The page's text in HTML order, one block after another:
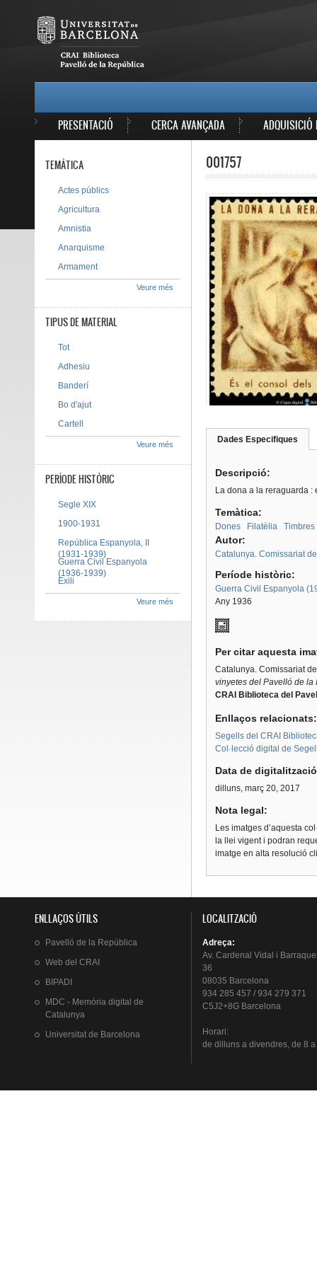
PRESENTACIÓ CERCA AVANÇADA ADQUISICIÓ
001757
Dades Especifiques
Descripció:
La dona a la reraguarda :
Temàtica:
Dones Filatèlia Timbres
Autor:
Catalunya. Comissariat
Període històric:
Guerra Civil Espanyola
Any 1936
Per citar aquesta
Catalunya. Comissariat
vinyetes del Pavelló de la
CRAI Biblioteca del
Enllaços
Segells del CRAI
Col·lecció digital de
Data de
dilluns, març 20, 2017
Nota legal:
Les imatges d’aquesta
la llei vigent i podran
imatge en alta resolució
TEMÀTICA
Actes públics
Agricultura
Amnistia
Anarquisme
Armament
Veure més
TIPUS DE MATERIAL
Tot
Adhesiu
Banderí
Bo d'ajut
Cartell
Veure més
PERÍODE HISTÒRIC
Segle XIX
1900-1931
República Espanyola, II
(1931-1939)
Guerra Civil Espanyola
(1936-1939)
Exili
Veure més
ENLLAÇOS ÚTILS
Pavelló de la República
Web del CRAI
BIPADI
MDC - Memòria digital de
Catalunya
Universitat de Barcelona
LOCALITZACIÓ
Adreça:
Av. Cardenal Vidal i
36
08035 Barcelona
934 285 457 / 934 279 371
C5J2+8G Barcelona
Horari:
de dillunsa divendres, de 8